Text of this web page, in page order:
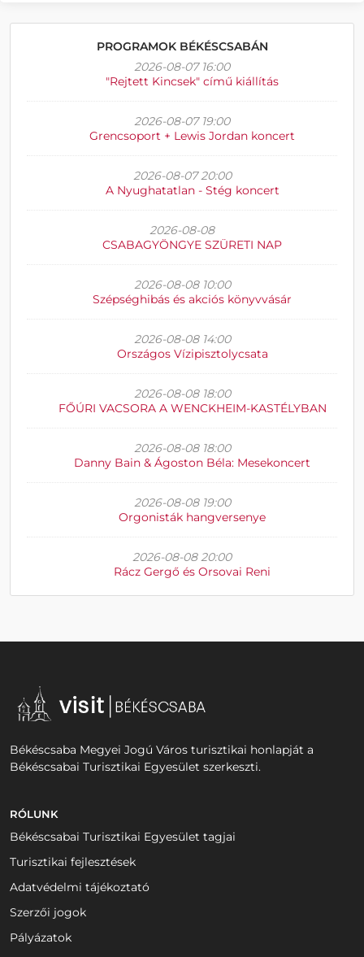
PROGRAMOK BÉKÉSCSABÁN
2026-08-07 16:00
"Rejtett Kincsek" című kiállítás
2026-08-07 19:00
Grencsoport + Lewis Jordan koncert
2026-08-07 20:00
A Nyughatatlan - Stég koncert
2026-08-08
CSABAGYÖNGYE SZÜRETI NAP
2026-08-08 10:00
Szépséghibás és akciós könyvvásár
2026-08-08 14:00
Országos Vízipisztolycsata
2026-08-08 18:00
FŐÚRI VACSORA A WENCKHEIM-KASTÉLYBAN
2026-08-08 18:00
Danny Bain & Ágoston Béla: Mesekoncert
2026-08-08 19:00
Orgonisták hangversenye
2026-08-08 20:00
Rácz Gergő és Orsovai Reni
Békéscsaba Megyei Jogú Város turisztikai honlapját a
Békéscsabai Turisztikai Egyesület szerkeszti.
RÓLUNK
Békéscsabai Turisztikai Egyesület tagjai
Turisztikai fejlesztések
Adatvédelmi tájékoztató
Szerzői jogok
Pályázatok